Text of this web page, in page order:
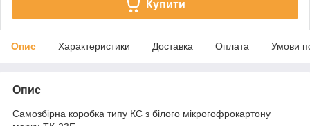
Купити
Опис Характеристики Доставка Оплата Умови
Опис
Самозбірна коробка типу КС з білого мікрогофрокартону